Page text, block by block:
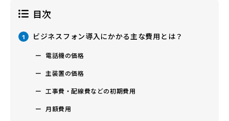
目次
1 ビジネスフォン導入にかかる主な費用とは？
電話機の価格
主装置の価格
工事費・配線費などの初期費用
月額費用